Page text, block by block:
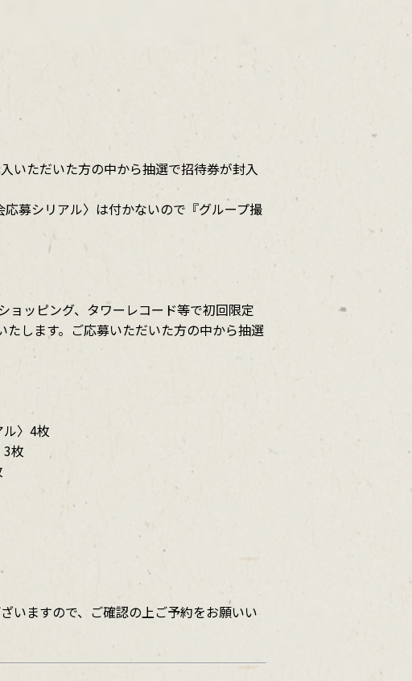
いただいた方の中から抽選で招待券が封入
募シリアル〉は付かないので『グループ撮
ョッピング、タワーレコード等で初回限定
します。ご応募いただいた方の中から抽選
〉4枚
枚
いますので、ご確認の上ご予約をお願いい